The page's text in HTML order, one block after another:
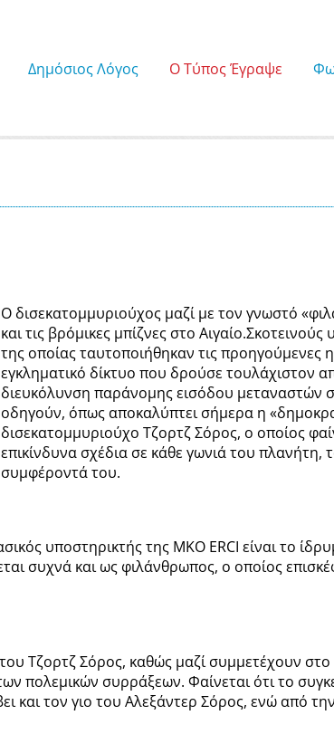
Δημόσιος Λόγος Ο Τύπος Έγραψε
Ο δισεκατομμυριούχος μαζί με τον γνωστό
και τις βρόμικες μπίζνες στο
της οποίας ταυτοποιήθηκαν τις
εγκληματικό δίκτυο που δρούσε τουλάχιστον
διευκόλυνση παράνομης εισόδου μεταναστών
οδηγούν, όπως αποκαλύπτει σήμερα η
δισεκατομμυριούχο Τζορτζ Σόρος, ο οποίος
επικίνδυνα σχέδια σε κάθε γωνιά του
συμφέροντά του.
υποστηρικτής της MKO ERCI είναι το
συχνά και ως φιλάνθρωπος, ο οποίος
Τζορτζ Σόρος, καθώς μαζί συμμετέχουν
πολεμικών συρράξεων. Φαίνεται ότι το
και τον γιο του Αλεξάντερ Σόρος, ενώ από